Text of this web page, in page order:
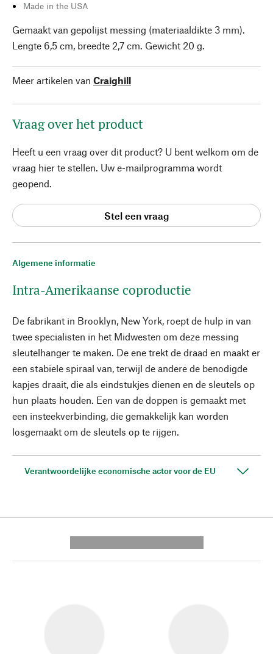
Algemene informatie
Intra-Amerikaanse coproductie
De fabrikant in Brooklyn, New York, roept de hulp in van
twee specialisten in het Midwesten om deze messing
sleutelhanger te maken. De ene trekt de draad en maakt er
een stabiele spiraal van, terwijl de andere de benodigde
kapjes draait, die als eindstukjes dienen en de sleutels op
hun plaats houden. Een van de doppen is gemaakt met
een insteekverbinding, die gemakkelijk kan worden
losgemaakt om de sleutels op te rijgen.
Verantwoordelijke economische actor voor de EU
Made in the USA
Gemaakt van gepolijst messing (materiaaldikte 3 mm).
Lengte 6,5 cm, breedte 2,7 cm. Gewicht 20 g.
Meer artikelen van Craighill
Vraag over het product
Heeft u een vraag over dit product? U bent welkom om de
vraag hier te stellen. Uw e-mailprogramma wordt
geopend.
Stel een vraag